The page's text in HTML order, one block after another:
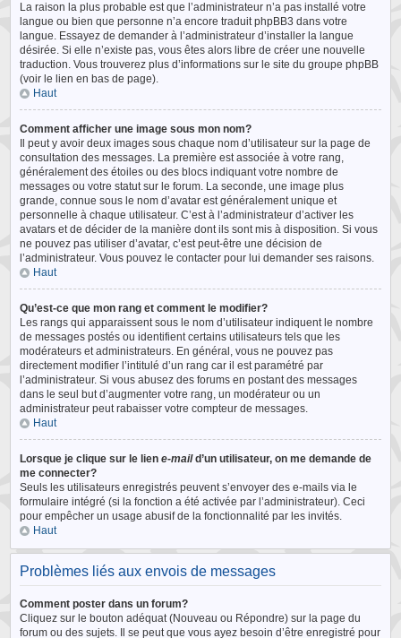
La raison la plus probable est que l’administrateur n’a pas installé votre
langue ou bien que personne n’a encore traduit phpBB3 dans votre
langue. Essayez de demander à l’administrateur d’installer la langue
désirée. Si elle n’existe pas, vous êtes alors libre de créer une nouvelle
traduction. Vous trouverez plus d’informations sur le site du groupe phpBB
(voir le lien en bas de page).
Haut
Comment afficher une image sous mon nom?
Il peut y avoir deux images sous chaque nom d’utilisateur sur la page de
consultation des messages. La première est associée à votre rang,
généralement des étoiles ou des blocs indiquant votre nombre de
messages ou votre statut sur le forum. La seconde, une image plus
grande, connue sous le nom d’avatar est généralement unique et
personnelle à chaque utilisateur. C’est à l’administrateur d’activer les
avatars et de décider de la manière dont ils sont mis à disposition. Si vous
ne pouvez pas utiliser d’avatar, c’est peut-être une décision de
l’administrateur. Vous pouvez le contacter pour lui demander ses raisons.
Haut
Qu’est-ce que mon rang et comment le modifier?
Les rangs qui apparaissent sous le nom d’utilisateur indiquent le nombre
de messages postés ou identifient certains utilisateurs tels que les
modérateurs et administrateurs. En général, vous ne pouvez pas
directement modifier l’intitulé d’un rang car il est paramétré par
l’administrateur. Si vous abusez des forums en postant des messages
dans le seul but d’augmenter votre rang, un modérateur ou un
administrateur peut rabaisser votre compteur de messages.
Haut
Lorsque je clique sur le liene-maild’un utilisateur, on me demande de
me connecter?
Seuls les utilisateurs enregistrés peuvent s’envoyer des e-mails via le
formulaire intégré (si la fonction a été activée par l’administrateur). Ceci
pour empêcher un usage abusif de la fonctionnalité par les invités.
Haut
Problèmes liés aux envois de messages
Comment poster dans un forum?
Cliquez sur le bouton adéquat (Nouveau ou Répondre) sur la page du
forum ou des sujets. Il se peut que vous ayez besoin d’être enregistré pour